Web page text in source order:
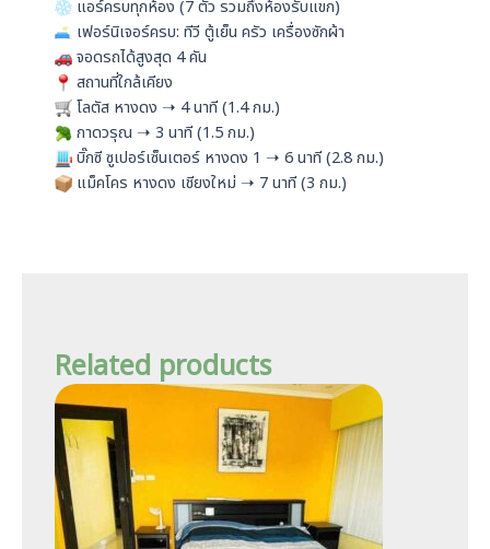
แอร์ครบทุกห้อง (7 ตัว รวมถึงห้องรับแขก)
เฟอร์นิเจอร์ครบ: ทีวี ตู้เย็น ครัว เครื่องซักผ้า
จอดรถได้สูงสุด 4 คัน
สถานที่ใกล้เคียง
โลตัส หางดง ➝ 4 นาที (1.4 กม.)
กาดวรุณ ➝ 3 นาที (1.5 กม.)
บิ๊กซี ซูเปอร์เซ็นเตอร์ หางดง 1 ➝ 6 นาที (2.8 กม.)
แม็คโคร หางดง เชียงใหม่ ➝ 7 นาที (3 กม.)
Related products